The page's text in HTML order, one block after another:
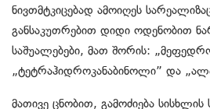
ნივთმტკიცებად ამოიღეს
განსაკუთრებით დიდი ოდენობით
საშუალებები, მათ შორის:
„ტეტრაჰიდროკანაბინოლი” და
მათივე ცნობით, გამოძიება